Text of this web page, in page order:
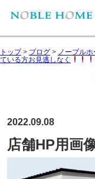
トップ> ブログ > ノーブル
ている方お見逃しなく
2022.09.08
店舗HP用画